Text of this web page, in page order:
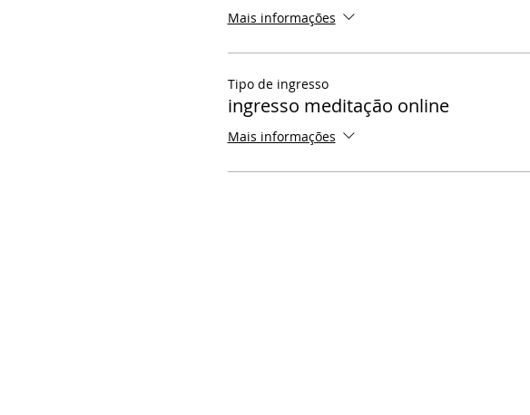
Mais informações
Tipo de ingresso
ingresso meditação online
Mais informações